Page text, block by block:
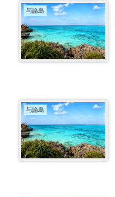
与論島
与論島